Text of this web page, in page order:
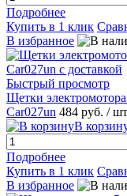
Подробнее
Купить в 1 клик
В избранное
Быстрый просмотр
Щетки
Car027un 484 руб. / шт
В
Подробнее
Купить в 1 клик
В избранное